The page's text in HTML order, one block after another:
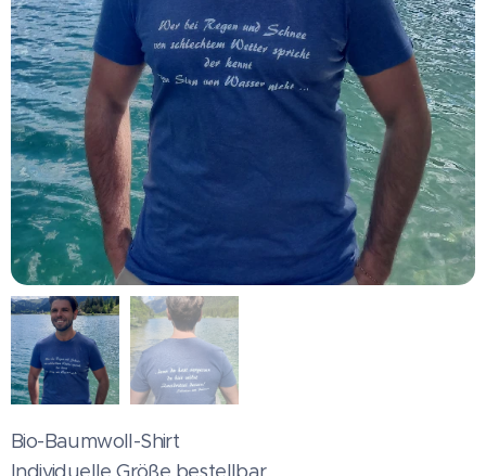
Bio-Baumwoll-Shirt